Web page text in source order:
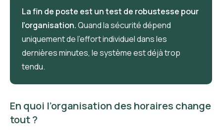
La fin de poste est un test de robustesse pour
l’organisation.Quand la sécurité dépend
uniquement de l’effort individuel dans les
dernières minutes, le système est déjà trop
tendu.
En quoi l’organisation des horaires change
tout ?